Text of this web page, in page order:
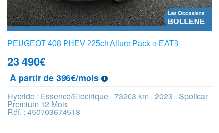
PEUGEOT 408 PHEV 225ch Allure Pack e-EAT8
23 490€
À partir de 396€/mois
Hybride : Essence/Electrique - 73203 km - 2023 - Spoticar-
Premium 12 Mois
Réf. : 450703674518